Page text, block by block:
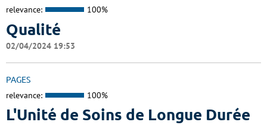
relevance: 100%
Qualité
02/04/2024 19:53
PAGES
relevance: 100%
L'Unité de Soins de Longue Durée